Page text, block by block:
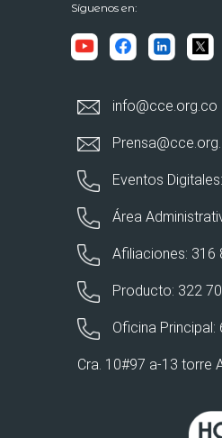
Síguenos en:
info@cce.org.co
Eventos
Área
Afiliaciones: 316
Producto: 322
Oficina
Cra. 10#97 a-13 torre